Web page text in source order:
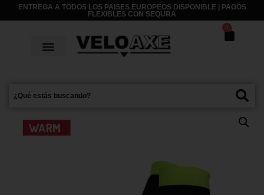
ENTREGA A TODOS LOS PAISES EUROPEOS DISPONIBLE | PAGOS
FLEXIBLES CON SEQURA
0